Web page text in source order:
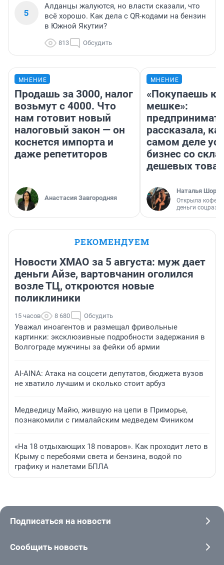
5
Алданцы жалуются, но власти сказали, что
всё хорошо. Как дела с QR-кодами на бензин
в Южной Якутии?
813 Обсудить
МНЕНИЕ
Продашь за 3000, налог
возьмут с 4000. Что
нам готовит новый
налоговый закон — он
коснется импорта и
даже репетиторов
Анастасия Завгородняя
МНЕНИЕ
«Покупаешь
мешке»:
рассказала,
самом деле
бизнес со
дешевых
Наталья
Открыла
деньги
РЕКОМЕНДУЕМ
Новости ХМАО за 5 августа: муж дает
деньги Айзе, вартовчанин оголился
возле ТЦ, откроются новые
поликлиники
15 часов 8 680 Обсудить
Уважал иноагентов и размещал фривольные
картинки: эксклюзивные подробности задержания в
Волгограде мужчины за фейки об армии
AI-AINA: Атака на соцсети депутатов, бюджета вузов
не хватило лучшим и сколько стоит арбуз
Медведицу Майю, жившую на цепи в Приморье,
познакомили с гималайским медведем Фиником
«На 18 отдыхающих 18 поваров». Как проходит лето в
Крыму с перебоями света и бензина, водой по
графику и налетами БПЛА
Подписаться на новости
Сообщить новость